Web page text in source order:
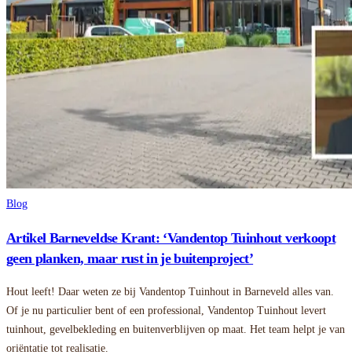
Blog
Artikel Barneveldse Krant: ‘Vandentop Tuinhout verkoopt
geen planken, maar rust in je buitenproject’
Hout leeft! Daar weten ze bij Vandentop Tuinhout in Barneveld alles van.
Of je nu particulier bent of een professional, Vandentop Tuinhout levert
tuinhout, gevelbekleding en buitenverblijven op maat. Het team helpt je van
oriëntatie tot realisatie.